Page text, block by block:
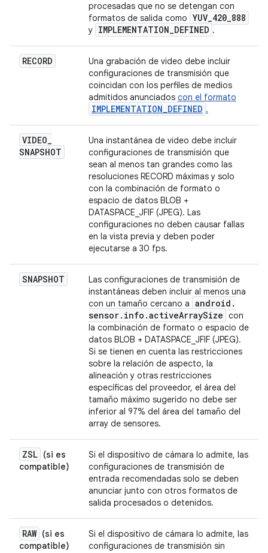
procesadas que no se detengan con
formatos de salida como YUV_420_888
y IMPLEMENTATION_DEFINED .
RECORD
Una grabación de video debe incluir
configuraciones de transmisión que
coincidan con los perfiles de medios
admitidos anunciados con el formato
IMPLEMENTATION_DEFINED .
VIDEO_
SNAPSHOT
Una instantánea de video debe incluir
configuraciones de transmisión que
sean al menos tan grandes como las
resoluciones RECORD máximas y solo
con la combinación de formato o
espacio de datos BLOB +
DATASPACE_JFIF (JPEG). Las
configuraciones no deben causar fallas
en la vista previa y deben poder
ejecutarse a 30 fps.
SNAPSHOT
Las configuraciones de transmisión de
instantáneas deben incluir al menos una
con un tamaño cercano a android .
sensor. info .activeArraySize con
la combinación de formato o espacio de
datos BLOB + DATASPACE_JFIF (JPEG).
Si se tienen en cuenta las restricciones
sobre la relación de aspecto, la
alineación y otras restricciones
específicas del proveedor, el área del
tamaño máximo sugerido no debe ser
inferior al 97% del área del tamaño del
array de sensores.
ZSL (si es
compatible)
Si el dispositivo de cámara lo admite, las
configuraciones de transmisión de
entrada recomendadas solo se deben
anunciar junto con otros formatos de
salida procesados o detenidos.
RAW (si es
compatible)
Si el dispositivo de cámara lo admite, las
configuraciones de transmisión sin